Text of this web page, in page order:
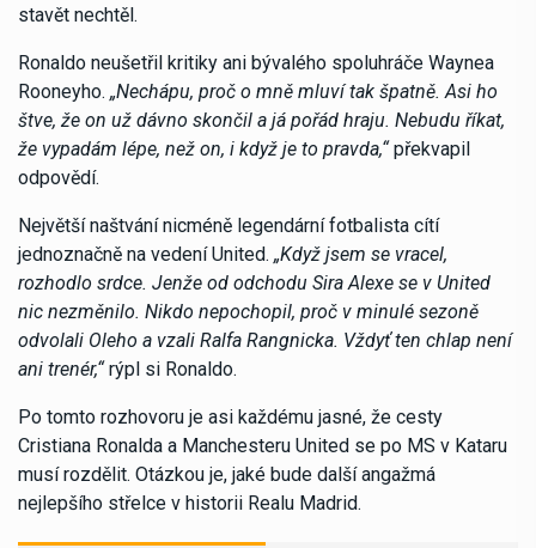
stavět nechtěl.
Ronaldo neušetřil kritiky ani bývalého spoluhráče Waynea
Rooneyho. „Nechápu, proč o mně mluví tak špatně. Asi ho
štve, že on už dávno skončil a já pořád hraju. Nebudu říkat,
že vypadám lépe, než on, i když je to pravda,“překvapil
odpovědí.
Největší naštvání nicméně legendární fotbalista cítí
jednoznačně na vedení United. „Když jsem se vracel,
rozhodlo srdce. Jenže od odchodu Sira Alexe se v United
nic nezměnilo. Nikdo nepochopil, proč v minulé sezoně
odvolali Oleho a vzali Ralfa Rangnicka. Vždyť ten chlap není
ani trenér,“rýpl si Ronaldo.
Po tomto rozhovoru je asi každému jasné, že cesty
Cristiana Ronalda a Manchesteru United se po MS v Kataru
musí rozdělit. Otázkou je, jaké bude další angažmá
nejlepšího střelce v historii Realu Madrid.